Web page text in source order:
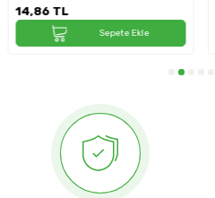
14,86TL
Sepete Ekle